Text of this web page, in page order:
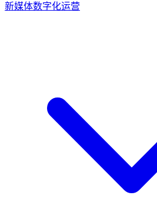
新媒体数字化运营